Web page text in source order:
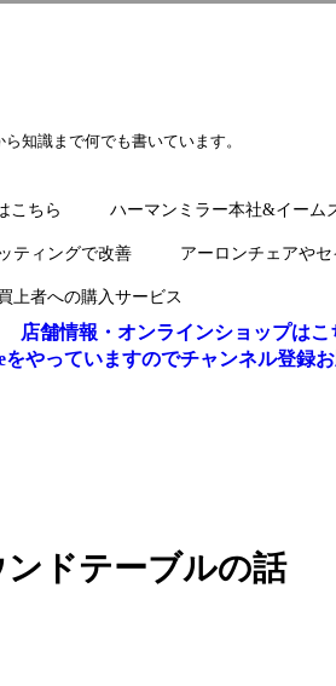
知識まで何でも書いています。
こちら ハーマンミラー本社&イーム
ティングで改善 アーロンチェアや
上者への購入サービス
店舗情報・オンラインショップはこ
をやっていますのでチャンネル登録
ドテーブルの話